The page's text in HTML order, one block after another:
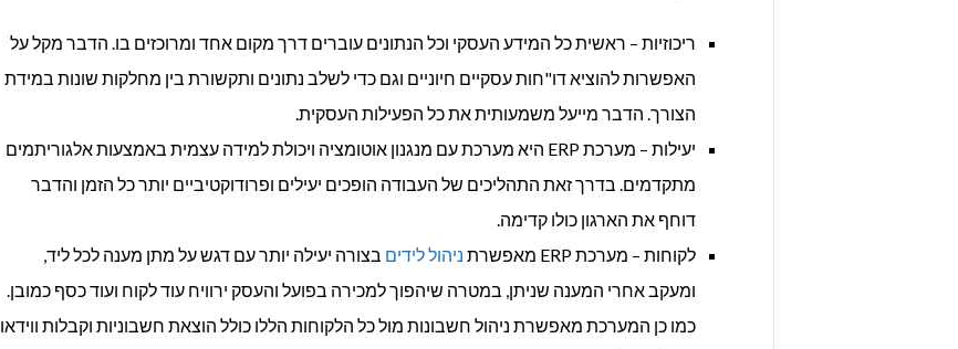
ריכוזיות – ראשית כל המידע העסקי וכל הנתונים עוברים דרך מקום אחד ומרוכזים בו. הדבר מקל על
האפשרות להוציא דו"חות עסקיים חיוניים וגם כדי לשלב נתונים ותקשורת בין מחלקות שונות במידת
הצורך. הדבר מייעל משמעותית את כל הפעילות העסקית.
יעילות – מערכת ERP היא מערכת עם מנגנון אוטומציה ויכולת למידה עצמית באמצעות אלגוריתמים
מתקדמים. בדרך זאת התהליכים של העבודה הופכים יעילים ופרודוקטיביים יותר כל הזמן והדבר
דוחף את הארגון כולו קדימה.
לקוחות – מערכת ERP מאפשרת
ניהול לידים בצורה יעילה יותר עם דגש על מתן מענה לכל ליד,
ומעקב אחרי המענה שניתן, במטרה שיהפוך למכירה בפועל והעסק ירוויח עוד לקוח ועוד כסף כמובן.
כמו כן המערכת מאפשרת ניהול חשבונות מול כל הלקוחות הללו כולל הוצאת חשבוניות וקבלות ווידאו